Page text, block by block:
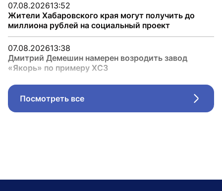
07.08.202613:52
Жители Хабаровского края могут получить до
миллиона рублей на социальный проект
07.08.202613:38
Дмитрий Демешин намерен возродить завод
«Якорь» по примеру ХСЗ
Посмотреть все